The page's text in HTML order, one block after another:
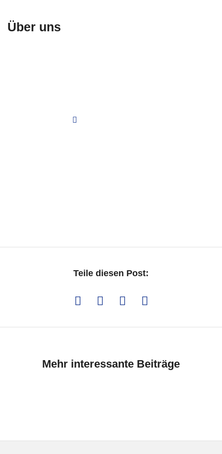
Über uns
Teile diesen Post:
Mehr interessante Beiträge